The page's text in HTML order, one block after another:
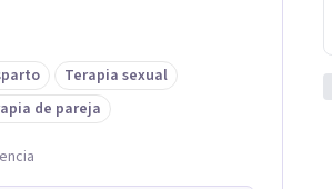
Terapia sexual
de pareja